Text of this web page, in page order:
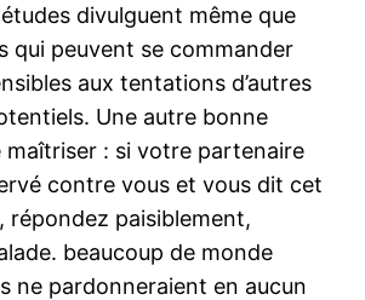
divulguent même que
qui peuvent se commander
aux tentations d’autres
Une autre bonne
maîtriser : si votre partenaire
contre vous et vous dit cet
répondez paisiblement,
beaucoup de monde
ne pardonneraient en aucun